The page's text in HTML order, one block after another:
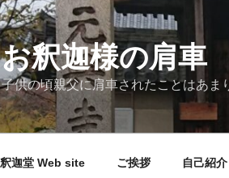
お釈迦様の肩車
子供の頃親父に肩車されたことはあ
釈迦堂 Web site ご挨拶 自己紹介